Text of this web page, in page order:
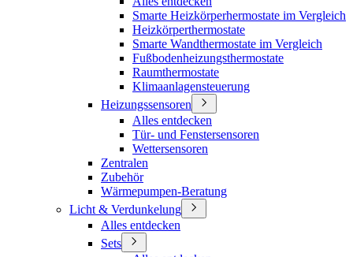
Smarte Heizkörperhermostate im Vergleich
Heizkörperthermostate
Smarte Wandthermostate im Vergleich
Fußbodenheizungsthermostate
Raumthermostate
Klimaanlagensteuerung
Heizungssensoren
Alles entdecken
Tür- und Fenstersensoren
Wettersensoren
Zentralen
Zubehör
Wärmepumpen-Beratung
Licht & Verdunkelung
Alles entdecken
Sets